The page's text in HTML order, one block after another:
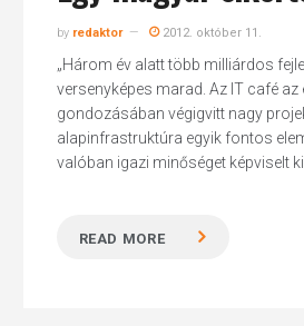
by redaktor 2012. október 11.
„Három év alatt több milliárdos
versenyképes marad. Az IT café
gondozásában végigvitt nagy
alapinfrastruktúra egyik fontos
valóban igazi minőséget képviselt
READ MORE